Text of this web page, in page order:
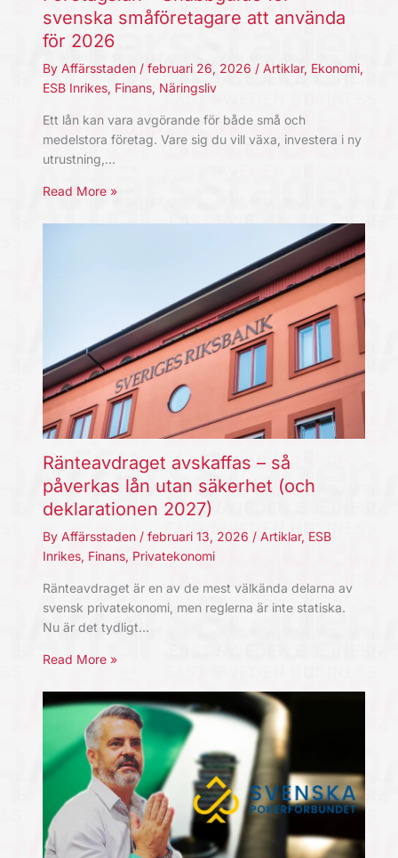
svenska småföretagare att använda
för 2026
By Affärsstaden / februari 26, 2026 / Artiklar, Ekonomi,
ESB Inrikes, Finans, Näringsliv
Ett lån kan vara avgörande för både små och
medelstora företag. Vare sig du vill växa, investera i ny
utrustning,…
Read More »
Ränteavdraget avskaffas – så
påverkas lån utan säkerhet (och
deklarationen 2027)
By Affärsstaden / februari 13, 2026 / Artiklar, ESB
Inrikes, Finans, Privatekonomi
Ränteavdraget är en av de mest välkända delarna av
svensk privatekonomi, men reglerna är inte statiska.
Nu är det tydligt…
Read More »